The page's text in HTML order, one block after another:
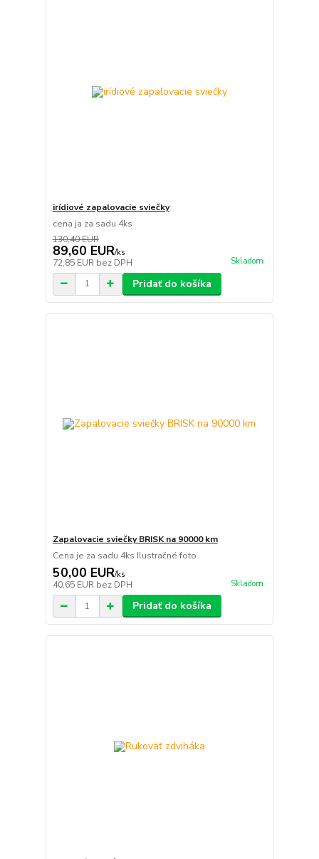
irídiové zapalovacie sviečky
cena ja za sadu 4ks
130,40 EUR
89,60 EUR/ks
72,85 EUR bez DPH Skladom
Pridať do košíka
Zapalovacie sviečky BRISK na 90000 km
Cena je za sadu 4ks Ilustračné foto
50,00 EUR/ks
40,65 EUR bez DPH Skladom
Pridať do košíka